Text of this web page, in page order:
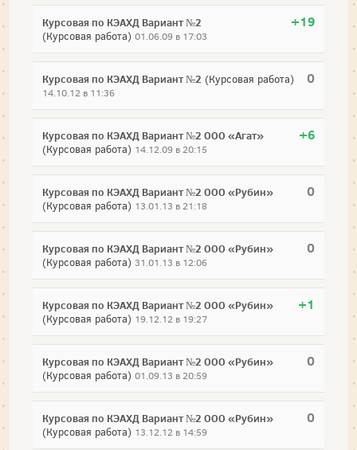
+19
Курсовая по КЭАХД Вариант №2
(Курсовая работа) 01.06.09 в 17:03
0
Курсовая по КЭАХД Вариант №2 (Курсовая работа)
14.10.12 в 11:36
+6
Курсовая по КЭАХД Вариант №2 ООО «Агат»
(Курсовая работа) 14.12.09 в 20:15
0
Курсовая по КЭАХД Вариант №2 ООО «Рубин»
(Курсовая работа) 13.01.13 в 21:18
0
Курсовая по КЭАХД Вариант №2 ООО «Рубин»
(Курсовая работа) 31.01.13 в 12:06
+1
Курсовая по КЭАХД Вариант №2 ООО «Рубин»
(Курсовая работа) 19.12.12 в 19:27
0
Курсовая по КЭАХД Вариант №2 ООО «Рубин»
(Курсовая работа) 01.09.13 в 20:59
0
Курсовая по КЭАХД Вариант №2 ООО «Рубин»
(Курсовая работа) 13.12.12 в 14:59